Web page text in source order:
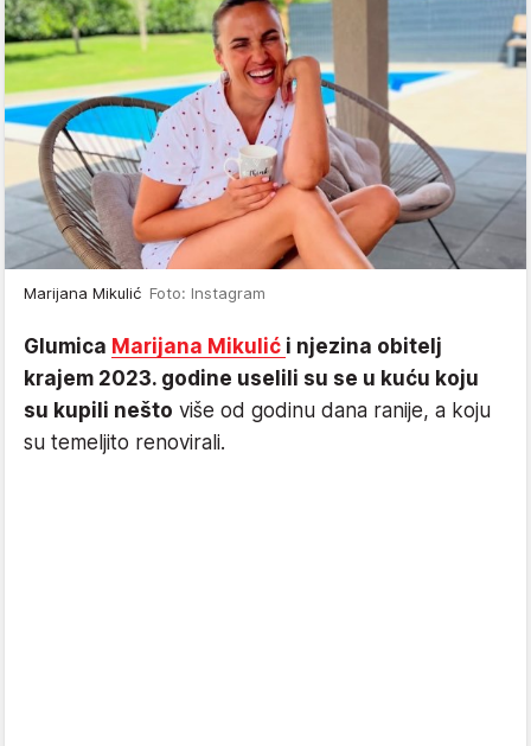
Marijana Mikulić Foto: Instagram
Glumica Marijana Mikulić i njezina obitelj
krajem 2023. godine uselili su se u kuću koju
su kupili nešto više od godinu dana ranije, a koju
su temeljito renovirali.